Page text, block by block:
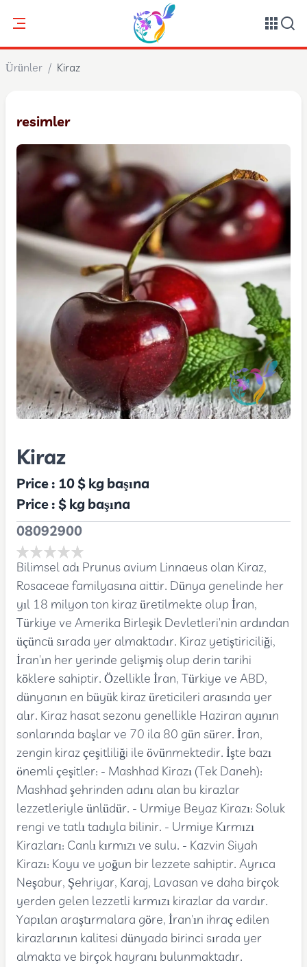
Ürünler / Kiraz
resimler
Kiraz
Price : 10 $kg başına
Price :$kg başına
08092900
Bilimsel adı Prunus avium Linnaeus olan Kiraz,
Rosaceae familyasına aittir. Dünya genelinde her
yıl 18 milyon ton kiraz üretilmekte olup İran,
Türkiye ve Amerika Birleşik Devletleri'nin ardından
üçüncü sırada yer almaktadır. Kiraz yetiştiriciliği,
İran'ın her yerinde gelişmiş olup derin tarihi
köklere sahiptir. Özellikle İran, Türkiye ve ABD,
dünyanın en büyük kiraz üreticileri arasında yer
alır. Kiraz hasat sezonu genellikle Haziran ayının
sonlarında başlar ve 70 ila 80 gün sürer. İran,
zengin kiraz çeşitliliği ile övünmektedir. İşte bazı
önemli çeşitler: - Mashhad Kirazı (Tek Daneh):
Mashhad şehrinden adını alan bu kirazlar
lezzetleriyle ünlüdür. - Urmiye Beyaz Kirazı: Soluk
rengi ve tatlı tadıyla bilinir. - Urmiye Kırmızı
Kirazları: Canlı kırmızı ve sulu. - Kazvin Siyah
Kirazı: Koyu ve yoğun bir lezzete sahiptir. Ayrıca
Neşabur, Şehriyar, Karaj, Lavasan ve daha birçok
yerden gelen lezzetli kırmızı kirazlar da vardır.
Yapılan araştırmalara göre, İran'ın ihraç edilen
kirazlarının kalitesi dünyada birinci sırada yer
almakta ve birçok hayranı bulunmaktadır.